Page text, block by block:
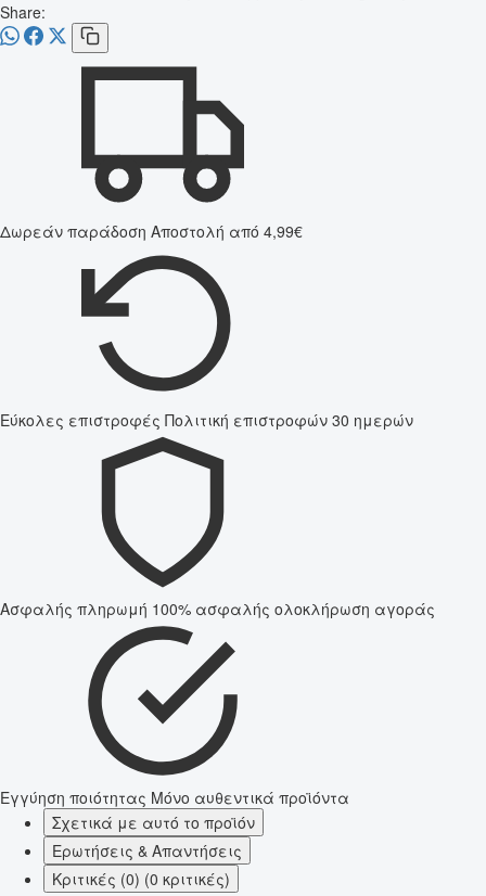
Share:
Δωρεάν παράδοση Αποστολή από 4,99€
Εύκολες επιστροφές Πολιτική επιστροφών 30 ημερών
Ασφαλής πληρωμή 100% ασφαλής ολοκλήρωση αγοράς
Εγγύηση ποιότητας Μόνο αυθεντικά προϊόντα
Σχετικά με αυτό το προϊόν
Ερωτήσεις & Απαντήσεις
Κριτικές (0) (0 κριτικές)